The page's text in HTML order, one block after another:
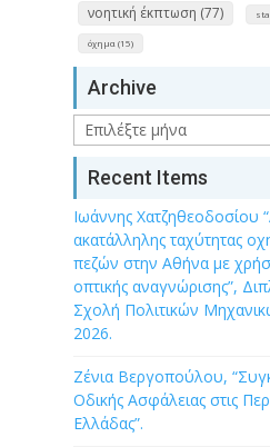
νοητική έκπτωση (77)
όχημα (15)
Archive
Archive
Recent Items
Ιωάννης Χατζηθεοδοσίου
ακατάλληλης ταχύτητας
πεζών στην Αθήνα με
οπτικής αναγνώρισης”,
Σχολή Πολιτικών
2026.
Ζένια Βεργοπούλου,
Οδικής Ασφάλειας στις
Ελλάδας”.